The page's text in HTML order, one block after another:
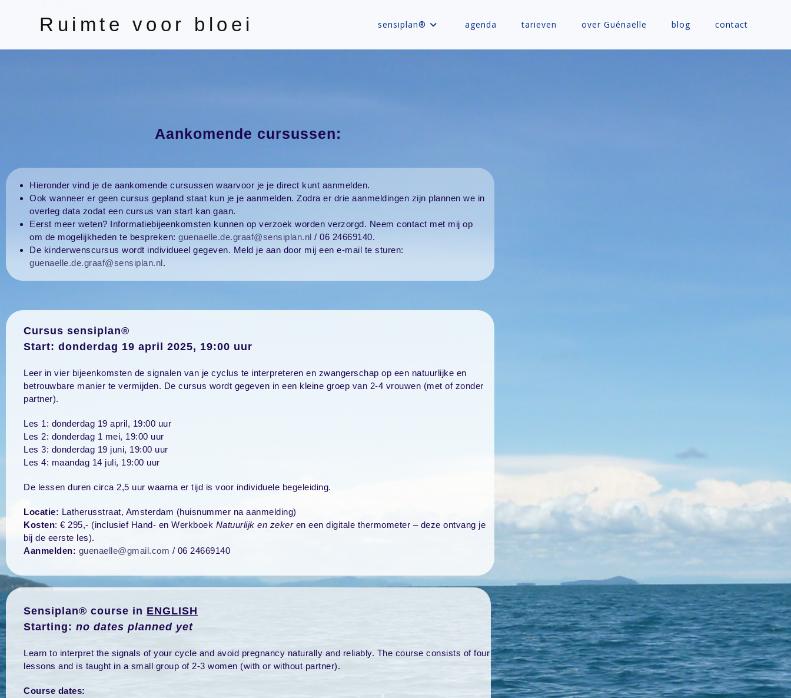
Ruimte voor bloei sensiplan® agenda tarieven over Guénaëlle blog contact
Aankomende cursussen:
Hieronder vind je de aankomende cursussen waarvoor je je direct kunt aanmelden.
Ook wanneer er geen cursus gepland staat kun je je aanmelden. Zodra er drie aanmeldingen zijn plannen we in
overleg data zodat een cursus van start kan gaan.
Eerst meer weten? Informatiebijeenkomsten kunnen op verzoek worden verzorgd. Neem contact met mij op
om de mogelijkheden te bespreken: guenaelle.de.graaf@sensiplan.nl / 06 24669140.
De kinderwenscursus wordt individueel gegeven. Meld je aan door mij een e-mail te sturen:
guenaelle.de.graaf@sensiplan.nl.
Cursus sensiplan®
Start: donderdag 19 april 2025, 19:00 uur
Leer in vier bijeenkomsten de signalen van je cyclus te interpreteren en zwangerschap op een natuurlijke en
betrouwbare manier te vermijden. De cursus wordt gegeven in een kleine groep van 2-4 vrouwen (met of zonder
partner).
Les 1: donderdag 19 april, 19:00 uur
Les 2: donderdag 1 mei, 19:00 uur
Les 3: donderdag 19 juni, 19:00 uur
Les 4: maandag 14 juli, 19:00 uur
De lessen duren circa 2,5 uur waarna er tijd is voor individuele begeleiding.
Locatie: Latherusstraat, Amsterdam (huisnummer na aanmelding)
Kosten: € 295,- (inclusief Hand- en Werkboek Natuurlijk en zekeren een digitale thermometer – deze ontvang je
bij de eerste les).
Aanmelden: guenaelle@gmail.com / 06 24669140
Sensiplan® course in ENGLISH
Starting: no dates planned yet
Learn to interpret the signals of your cycle and avoid pregnancy naturally and reliably. The course consists of four
lessons and is taught in a small group of 2-3 women (with or without partner).
Course dates: